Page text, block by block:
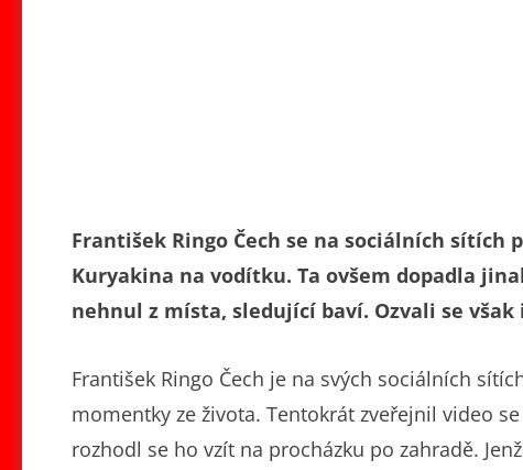
František Ringo Čech se na sociálních
Kuryakina na vodítku. Ta ovšem dopadla
nehnul z místa, sledující baví. Ozvali se
František Ringo Čech je na svých sociálních
momentky ze života. Tentokrát zveřejnil video
rozhodl se ho vzít na procházku po zahradě.